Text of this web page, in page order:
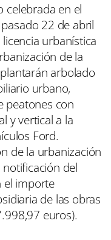
celebrada en el
22 de abril
urbanística
de la
arbolado
urbano,
peatones con
y vertical a la
Ford.
de la urbanización
del
el importe
de las obras
euros).